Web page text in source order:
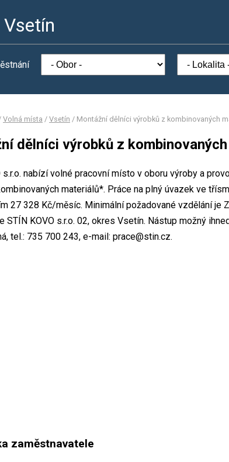
Vsetín
Volná místa / Vsetín / Montážní dělníci výrobků z kombinovaných
dělníci výrobků z
s.r.o. nabízí volné pracovní místo v oboru výroby a
materiálů*. Práce na plný úvazek ve
27 328 Kč/měsíc. Minimální požadované vzdělání je
STÍN KOVO s.r.o. 02, okres Vsetín. Nástup možný
tel.: 735 700 243, e-mail: prace@stin.cz.
zaměstnavatele